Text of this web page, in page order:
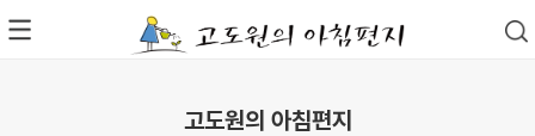
고도원의 아침편지